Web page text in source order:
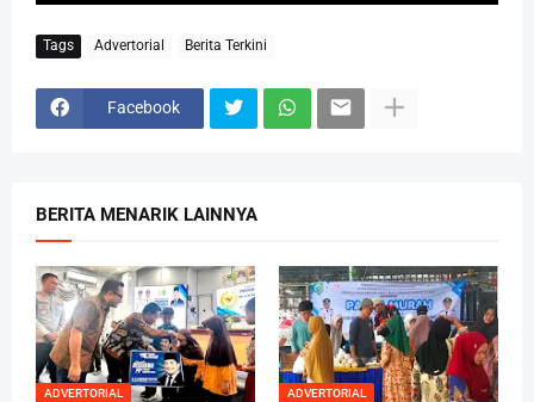
Tags Advertorial Berita Terkini
Facebook
BERITA MENARIK LAINNYA
ADVERTORIAL ADVERTORIAL